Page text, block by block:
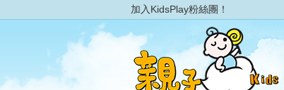
加入KidsPlay粉絲團！